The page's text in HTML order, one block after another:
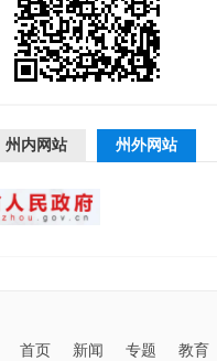
州内网站 州外网站
首页 新闻 专题 教育